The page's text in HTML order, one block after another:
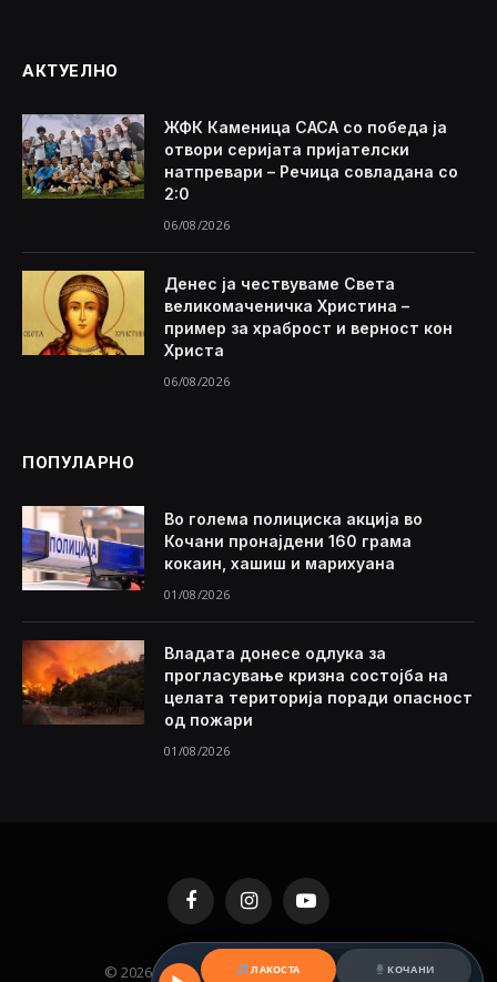
АКТУЕЛНО
ЖФК Каменица САСА со победа ја
отвори серијата пријателски
натпревари – Речица совладана со
2:0
06/08/2026
Денес ја чествуваме Света
великомаченичка Христина –
пример за храброст и верност кон
Христа
06/08/2026
ПОПУЛАРНО
Во голема полициска акција во
Кочани пронајдени 160 грама
кокаин, хашиш и марихуана
01/08/2026
Владата донесе одлука за
прогласување кризна состојба на
целата територија поради опасност
од пожари
01/08/2026
FacebookInstagramYouTube
© 2026 KAMENICA.MK. Designed by MKNET.
ЛАКОСТА КОЧАНИ